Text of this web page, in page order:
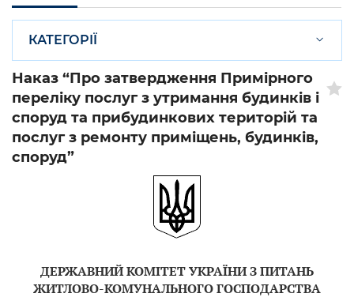
КАТЕГОРІЇ
Наказ “Про затвердження Примірного
переліку послуг з утримання будинків і
споруд та прибудинкових територій та
послуг з ремонту приміщень, будинків,
споруд”
ДЕРЖАВНИЙ КОМІТЕТ УКРАЇНИ З ПИТАНЬ
ЖИТЛОВО-КОМУНАЛЬНОГО ГОСПОДАРСТВА